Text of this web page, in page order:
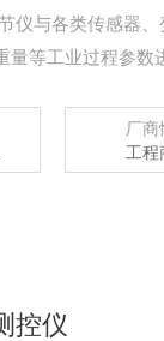
仪与各类传感器
量等工业过程参
厂商
工程
控仪